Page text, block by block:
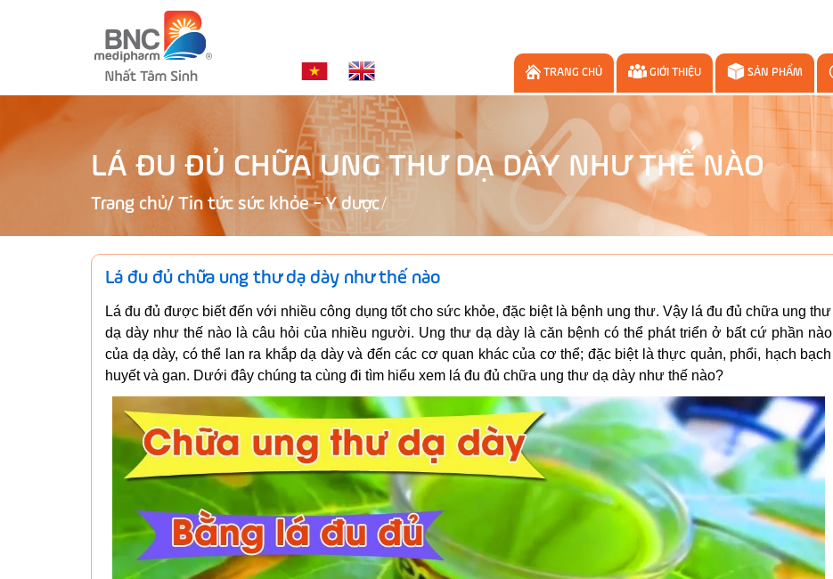
TRANG CHỦ GIỚI THIỆU SẢN PHẨM
LÁ ĐU ĐỦ CHỮA UNG THƯ DẠ DÀY NHƯ THẾ NÀO
Trang chủ/ Tin tức sức khỏe - Y dược
Lá đu đủ chữa ung thư dạ dày như thế nào
Lá đu đủ được biết đến với nhiều công dụng tốt cho sức khỏe, đặc biệt là bệnh ung thư. Vậy lá đu đủ chữa ung thư
dạ dày như thế nào là câu hỏi của nhiều người. Ung thư dạ dày là căn bệnh có thể phát triển ở bất cứ phần nào
của dạ dày, có thể lan ra khắp dạ dày và đến các cơ quan khác của cơ thể; đặc biệt là thực quản, phổi, hạch bạch
huyết và gan. Dưới đây chúng ta cùng đi tìm hiểu xem lá đu đủ chữa ung thư dạ dày như thế nào?